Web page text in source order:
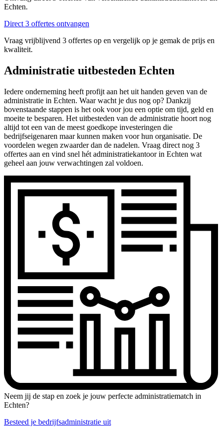
Echten.
Direct 3 offertes ontvangen
Vraag vrijblijvend 3 offertes op en vergelijk op je gemak de prijs en
kwaliteit.
Administratie uitbesteden Echten
Iedere onderneming heeft profijt aan het uit handen geven van de
administratie in Echten. Waar wacht je dus nog op? Dankzij
bovenstaande stappen is het ook voor jou een optie om tijd, geld en
moeite te besparen. Het uitbesteden van de administratie hoort nog
altijd tot een van de meest goedkope investeringen die
bedrijfseigenaren maar kunnen maken voor hun organisatie. De
voordelen wegen zwaarder dan de nadelen. Vraag direct nog 3
offertes aan en vind snel hét administratiekantoor in Echten wat
geheel aan jouw verwachtingen zal voldoen.
Neem jij de stap en zoek je jouw perfecte administratiematch in
Echten?
Besteed je bedrijfsadministratie uit